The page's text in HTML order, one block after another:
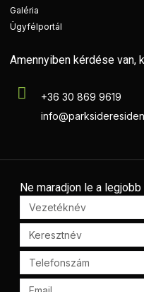
Galéria
Ügyfélportál
Amennyiben kérdése van,
+36 30 869 9619
Ne maradjon le a